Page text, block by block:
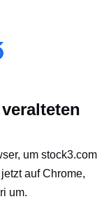
um stock3.com
auf Chrome,
um.